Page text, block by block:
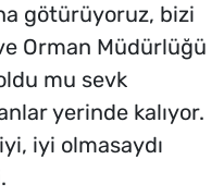
götürüyoruz, bizi
Orman Müdürlüğü
mu sevk
yerinde kalıyor.
iyi olmasaydı